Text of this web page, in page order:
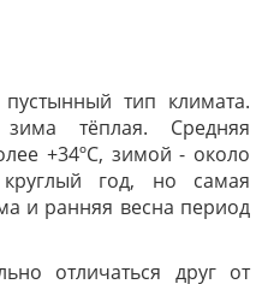
тип климата.
тёплая. Средняя
+34ºC, зимой - около
круглый год, но самая
и ранняя весна период
отличаться друг от